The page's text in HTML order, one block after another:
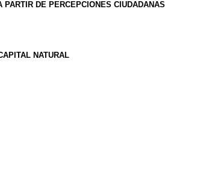
DE PERCEPCIONES CIUDADANAS
NATURAL